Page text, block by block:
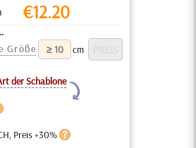
€12.20
Größe
cm
der Schablone
Y
Preis +30%